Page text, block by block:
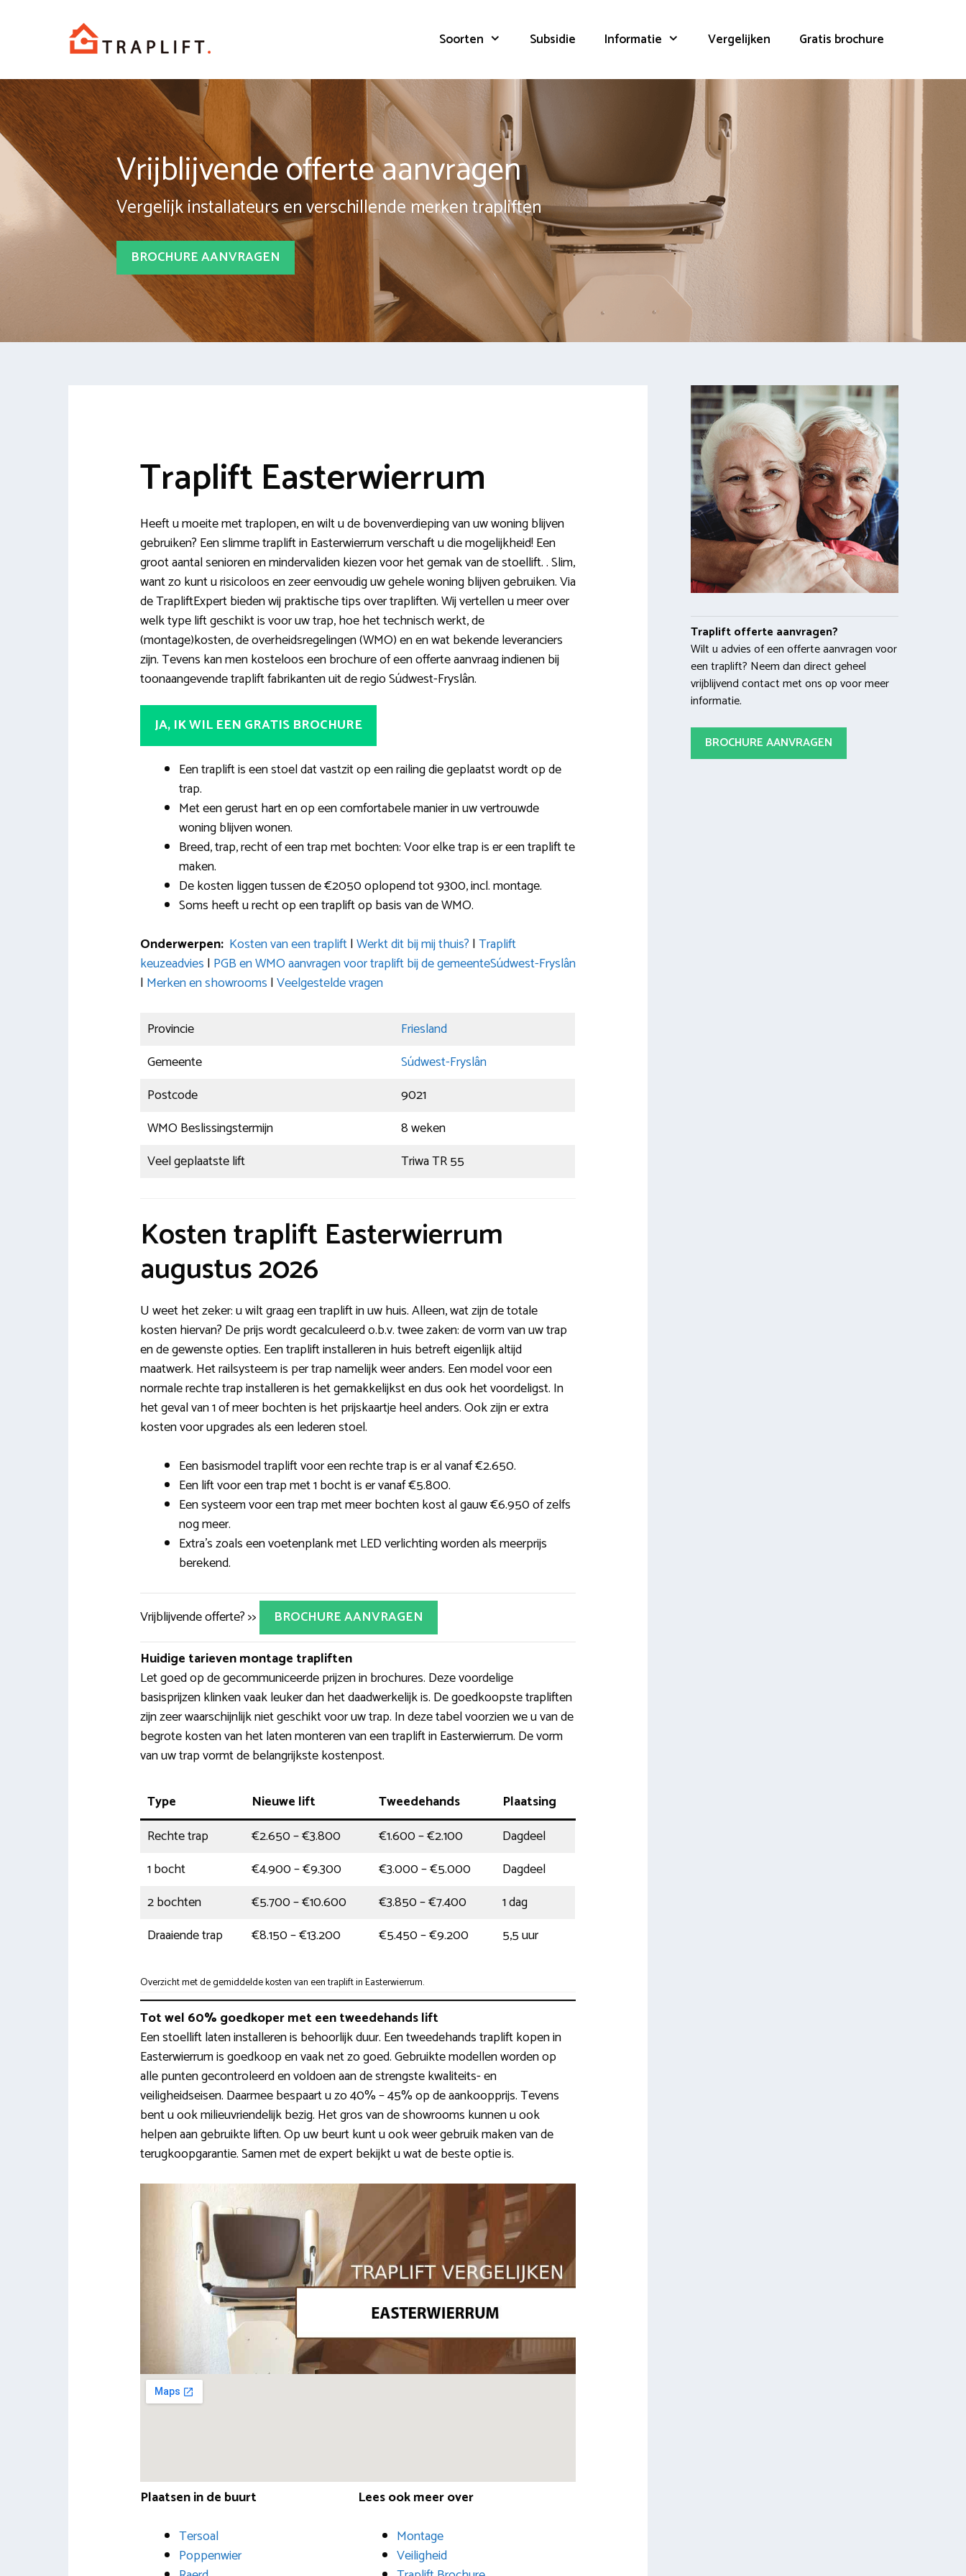
Soorten Subsidie Informatie Vergelijken Gratis brochure
Vrijblijvende offerte aanvragen
Vergelijk installateurs en verschillende merken trapliften
BROCHURE AANVRAGEN
Traplift Easterwierrum
Heeft u moeite met traplopen, en wilt u de bovenverdieping van uw woning blijven
gebruiken? Een slimme traplift in Easterwierrum verschaft u die mogelijkheid! Een
groot aantal senioren en mindervaliden kiezen voor het gemak van de stoellift. . Slim,
want zo kunt u risicoloos en zeer eenvoudig uw gehele woning blijven gebruiken. Via
de TrapliftExpert bieden wij praktische tips over trapliften. Wij vertellen u meer over
welk type lift geschikt is voor uw trap, hoe het technisch werkt, de
(montage)kosten, de overheidsregelingen (WMO) en en wat bekende leveranciers
zijn. Tevens kan men kosteloos een brochure of een offerte aanvraag indienen bij
toonaangevende traplift fabrikanten uit de regio Súdwest-Fryslân.
JA, IK WIL EEN GRATIS BROCHURE
Een traplift is een stoel dat vastzit op een railing die geplaatst wordt op de
trap.
Met een gerust hart en op een comfortabele manier in uw vertrouwde
woning blijven wonen.
Breed, trap, recht of een trap met bochten: Voor elke trap is er een traplift te
maken.
De kosten liggen tussen de €2050 oplopend tot 9300, incl. montage.
Soms heeft u recht op een traplift op basis van de WMO.
Onderwerpen: Kosten van een traplift|Werkt dit bij mij thuis? |Traplift
keuzeadvies | PGB en WMO aanvragen voor traplift bij de gemeenteSúdwest-Fryslân
| Merken en showrooms |Veelgestelde vragen
Provincie
Friesland
Gemeente
Súdwest-Fryslân
Postcode
9021
WMO Beslissingstermijn
8 weken
Veel geplaatste lift
Triwa TR 55
Kosten traplift Easterwierrum
augustus 2026
U weet het zeker: u wilt graag een traplift in uw huis. Alleen, wat zijn de totale
kosten hiervan? De prijs wordt gecalculeerd o.b.v. twee zaken: de vorm van uw trap
en de gewenste opties. Een traplift installeren in huis betreft eigenlijk altijd
maatwerk. Het railsysteem is per trap namelijk weer anders. Een model voor een
normale rechte trap installeren is het gemakkelijkst en dus ook het voordeligst. In
het geval van 1 of meer bochten is het prijskaartje heel anders. Ook zijn er extra
kosten voor upgrades als een lederen stoel.
Een basismodel traplift voor een rechte trap is er al vanaf €2.650.
Een lift voor een trap met 1 bocht is er vanaf €5.800.
Een systeem voor een trap met meer bochten kost al gauw €6.950 of zelfs
nog meer.
Extra’s zoals een voetenplank met LED verlichting worden als meerprijs
berekend.
Vrijblijvende offerte? >>
BROCHURE AANVRAGEN
Huidige tarieven montage trapliften
Let goed op de gecommuniceerde prijzen in brochures. Deze voordelige
basisprijzen klinken vaak leuker dan het daadwerkelijk is. De goedkoopste trapliften
zijn zeer waarschijnlijk niet geschikt voor uw trap. In deze tabel voorzien we u van de
begrote kosten van het laten monteren van een traplift in Easterwierrum. De vorm
van uw trap vormt de belangrijkste kostenpost.
Type Nieuwe lift Tweedehands
Plaatsing
Rechte trap
€2.650 – €3.800 €1.600 – €2.100
Dagdeel
1 bocht
€4.900 – €9.300 €3.000 – €5.000
Dagdeel
2 bochten
€5.700 – €10.600 €3.850 – €7.400
1 dag
Draaiende trap
€8.150 – €13.200 €5.450 – €9.200 5,5 uur
Overzicht met de gemiddelde kosten van een traplift in Easterwierrum.
Tot wel 60% goedkoper met een tweedehands lift
Een stoellift laten installeren is behoorlijk duur. Een tweedehands traplift kopen in
Easterwierrum is goedkoop en vaak net zo goed. Gebruikte modellen worden op
alle punten gecontroleerd en voldoen aan de strengste kwaliteits- en
veiligheidseisen. Daarmee bespaart u zo 40% – 45% op de aankoopprijs. Tevens
bent u ook milieuvriendelijk bezig. Het gros van de showrooms kunnen u ook
helpen aan gebruikte liften. Op uw beurt kunt u ook weer gebruik maken van de
terugkoopgarantie. Samen met de expert bekijkt u wat de beste optie is.
Plaatsen in de buurt
Tersoal
Poppenwier
Lees ook meer over
Montage
Veiligheid
Traplift offerte aanvragen?
Wilt u advies of een offerte aanvragen voor
een traplift? Neem dan direct geheel
vrijblijvend contact met ons op voor meer
informatie.
BROCHURE AANVRAGEN